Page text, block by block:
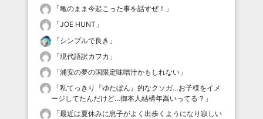
「亀のまま今起こった事を話すぜ！ 」
「JOE HUNT 」
「シンプルで良き 」
「現代語訳カフカ 」
「浦安の夢の国限定味噌汁かもしれない 」
「私てっきり『ゆたぼん』的なクソガ…お子様をイメ
ージしてたんだけど…御本人結構年嵩いってる？ 」
「最近は夏休みに息子がよく出歩くようになり寂しい